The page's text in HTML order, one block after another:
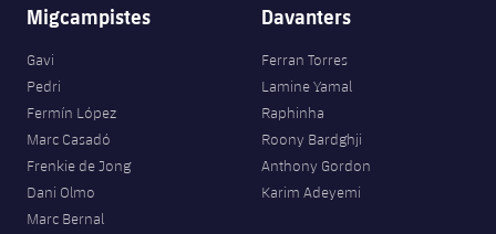
Migcampistes
Gavi
Pedri
Fermín López
Marc Casadó
Frenkie de Jong
Dani Olmo
Marc Bernal
Davanters
Ferran Torres
Lamine Yamal
Raphinha
Roony Bardghji
Anthony Gordon
Karim Adeyemi